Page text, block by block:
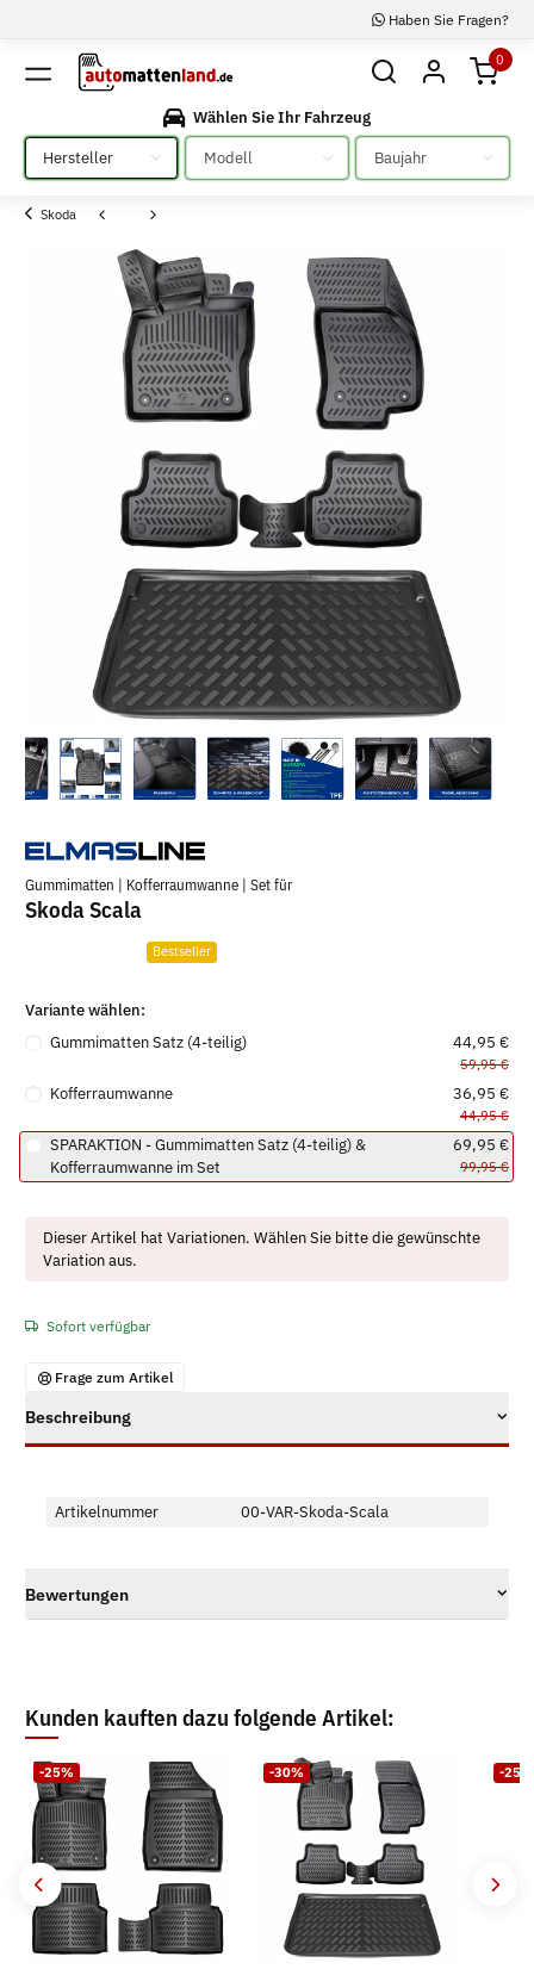
Haben Sie Fragen?
0
Wählen Sie Ihr Fahrzeug
Bitte auswählen
Bitte auswählen Bitte auswählen
Skoda
Gummimatten | Kofferraumwanne | Set für
Skoda Scala
Bestseller
Variante wählen:
Gummimatten Satz (4-teilig)
44,95 €
59,95 €
Kofferraumwanne 36,95 €
44,95 €
SPARAKTION - Gummimatten Satz (4-teilig) &
Kofferraumwanne im Set
69,95 €
99,95 €
x
Dieser Artikel hat Variationen. Wählen Sie bitte die gewünschte
Variation aus.
Sofort verfügbar
Frage zum Artikel
Beschreibung
Artikelnummer 00-VAR-Skoda-Scala
Bewertungen
Kunden kauften dazu folgende Artikel:
-25% -30% -25%